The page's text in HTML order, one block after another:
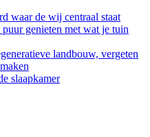
waar de wij centraal staat
genieten met wat je tuin
landbouw, vergeten
slaapkamer